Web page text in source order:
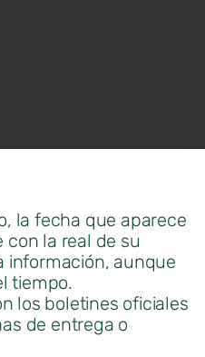
Santa
para aplicar la
el desarrollo de
la fecha que aparece
con la real de su
información, aunque
tiempo.
los boletines oficiales
de entrega o